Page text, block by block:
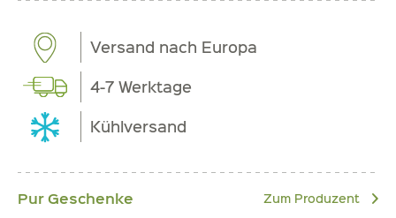
Versand nach Europa
4-7 Werktage
Kühlversand
Pur Geschenke Zum Produzent